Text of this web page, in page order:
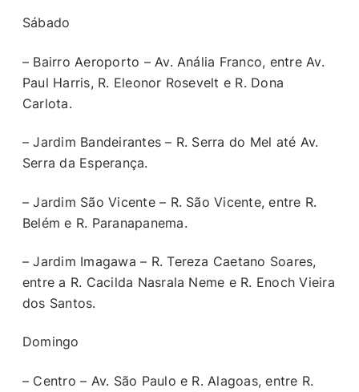
Sábado
– Bairro Aeroporto – Av. Anália Franco, entre Av.
Paul Harris, R. Eleonor Rosevelt e R. Dona
Carlota.
– Jardim Bandeirantes – R. Serra do Mel até Av.
Serra da Esperança.
– Jardim São Vicente – R. São Vicente, entre R.
Belém e R. Paranapanema.
– Jardim Imagawa – R. Tereza Caetano Soares,
entre a R. Cacilda Nasrala Neme e R. Enoch Vieira
dos Santos.
Domingo
– Centro – Av. São Paulo e R. Alagoas, entre R.